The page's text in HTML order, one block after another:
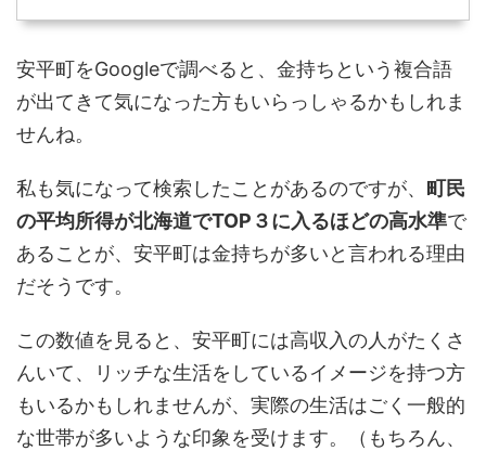
安平町をGoogleで調べると、金持ちという複合語
が出てきて気になった方もいらっしゃるかもしれま
せんね。
私も気になって検索したことがあるのですが、 町民
の平均所得が北海道でTOP３に入るほどの高水準で
あることが、安平町は金持ちが多いと言われる理由
だそうです。
この数値を見ると、安平町には高収入の人がたくさ
んいて、リッチな生活をしているイメージを持つ方
もいるかもしれませんが、実際の生活はごく一般的
な世帯が多いような印象を受けます。（もちろん、